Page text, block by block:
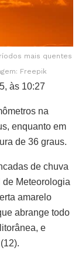
mais quentes
Freepik
às 10:27
na
enquanto em
de 36 graus.
de chuva
Meteorologia
amarelo
abrange todo
e